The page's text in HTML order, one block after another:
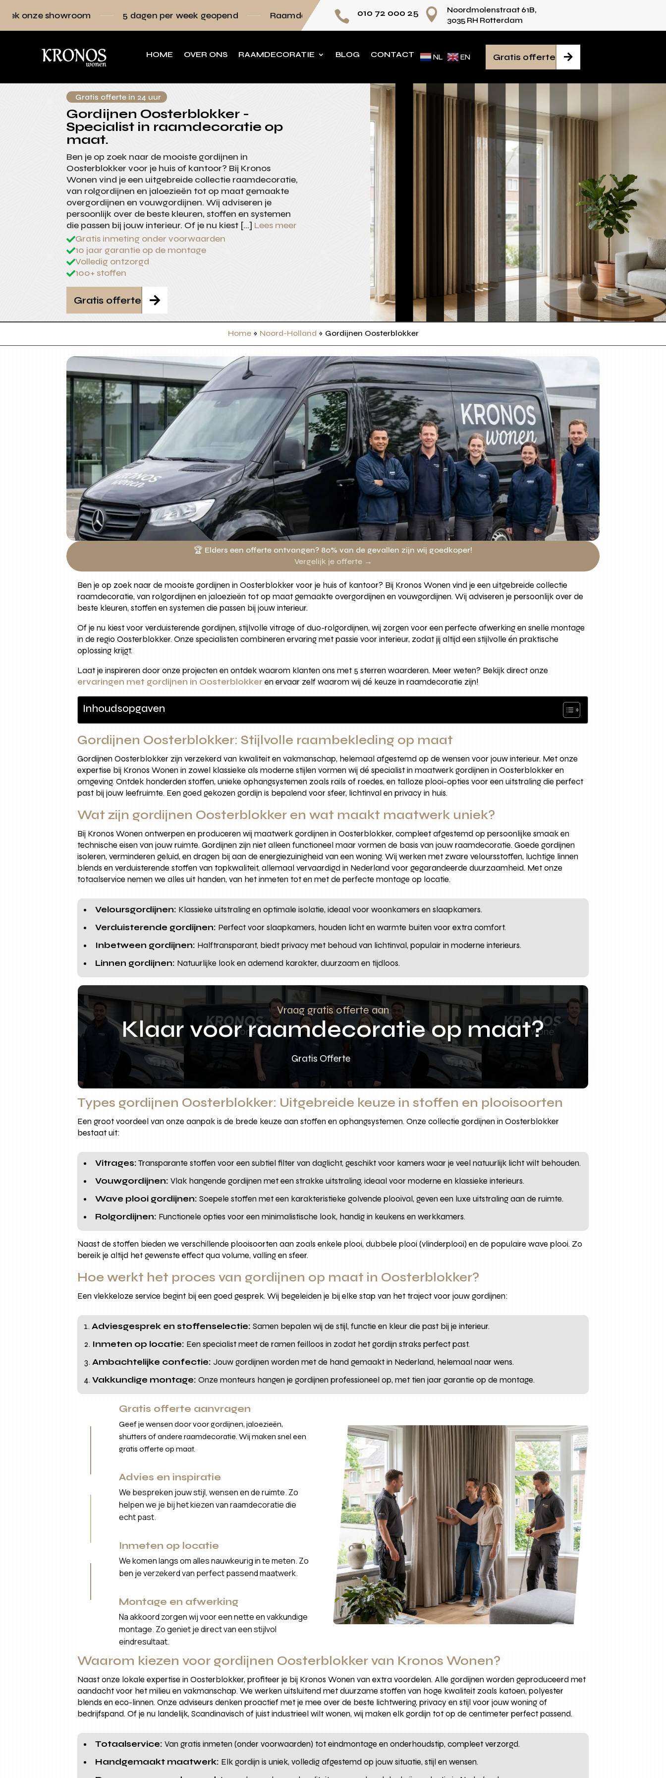
5 dagen per week geopend Raamdecoratie volledig op maat Persoonlijk advies voor iedere ruimte
 010 72 000 25 
Noordmolenstraat 61B,
3035 RH Rotterdam
HOME OVER ONS RAAMDECORATIE BLOG CONTACT NL EN 
Gratis offerte
Gratis offerte in 24 uur
Gordijnen Oosterblokker -
Specialist in raamdecoratie op
maat.
Ben je op zoek naar de mooiste gordijnen in
Oosterblokker voor je huis of kantoor? Bij Kronos
Wonen vind je een uitgebreide collectie raamdecoratie,
van rolgordijnen en jaloezieën tot op maat gemaakte
overgordijnen en vouwgordijnen. Wij adviseren je
persoonlijk over de beste kleuren, stoffen en systemen
die passen bij jouw interieur. Of je nu kiest […] Lees meer
Gratis inmeting onder voorwaarden
10 jaar garantie op de montage
Volledig ontzorgd
100+ stoffen

Gratis offerte
Home» Noord-Holland » Gordijnen Oosterblokker
🏆 Elders een offerte ontvangen? 80% van de gevallen zijn wij goedkoper!
Vergelijk je offerte →
Ben je op zoek naar de mooiste gordijnen in Oosterblokker voor je huis of kantoor? Bij Kronos Wonen vind je een uitgebreide collectie
raamdecoratie, van rolgordijnen en jaloezieën tot op maat gemaakte overgordijnen en vouwgordijnen. Wij adviseren je persoonlijk over de
beste kleuren, stoffen en systemen die passen bij jouw interieur.
Of je nu kiest voor verduisterende gordijnen, stijlvolle vitrage of duo-rolgordijnen, wij zorgen voor een perfecte afwerking en snelle montage
in de regio Oosterblokker. Onze specialisten combineren ervaring met passie voor interieur, zodat jij altijd een stijlvolle én praktische
oplossing krijgt.
Laat je inspireren door onze projecten en ontdek waarom klanten ons met 5 sterren waarderen. Meer weten? Bekijk direct onze
ervaringen met gordijnen in Oosterblokker en ervaar zelf waarom wij dé keuze in raamdecoratie zijn!
Inhoudsopgaven
Gordijnen Oosterblokker: Stijlvolle raambekleding op maat
Gordijnen Oosterblokker zijn verzekerd van kwaliteit en vakmanschap, helemaal afgestemd op de wensen voor jouw interieur. Met onze
expertise bij Kronos Wonen in zowel klassieke als moderne stijlen vormen wij dé specialist in maatwerk gordijnen in Oosterblokker en
omgeving. Ontdek honderden stoffen, unieke ophangsystemen zoals rails of roedes, en talloze plooi-opties voor een uitstraling die perfect
past bij jouw leefruimte. Een goed gekozen gordijn is bepalend voor sfeer, lichtinval en privacy in huis.
Wat zijn gordijnen Oosterblokker en wat maakt maatwerk uniek?
Bij Kronos Wonen ontwerpen en produceren wij maatwerk gordijnen in Oosterblokker, compleet afgestemd op persoonlijke smaak en
technische eisen van jouw ruimte. Gordijnen zijn niet alleen functioneel maar vormen de basis van jouw raamdecoratie. Goede gordijnen
isoleren, verminderen geluid, en dragen bij aan de energiezuinigheid van een woning. Wij werken met zware veloursstoffen, luchtige linnen
blends en verduisterende stoffen van topkwaliteit, allemaal vervaardigd in Nederland voor gegarandeerde duurzaamheid. Met onze
totaalservice nemen we alles uit handen, van het inmeten tot en met de perfecte montage op locatie.
Veloursgordijnen: Klassieke uitstraling en optimale isolatie, ideaal voor woonkamers en slaapkamers.
Verduisterende gordijnen: Perfect voor slaapkamers, houden licht en warmte buiten voor extra comfort.
Inbetween gordijnen: Halftransparant, biedt privacy met behoud van lichtinval, populair in moderne interieurs.
Linnen gordijnen: Natuurlijke look en ademend karakter, duurzaam en tijdloos.
Vraag gratis offerte aan
Klaar voor raamdecoratie op maat?
Gratis Offerte
Types gordijnen Oosterblokker: Uitgebreide keuze in stoffen en plooisoorten
Een groot voordeel van onze aanpak is de brede keuze aan stoffen en ophangsystemen. Onze collectie gordijnen in Oosterblokker
bestaat uit:
Vitrages:Transparante stoffen voor een subtiel filter van daglicht, geschikt voor kamers waar je veel natuurlijk licht wilt behouden.
Vouwgordijnen: Vlak hangende gordijnen met een strakke uitstraling, ideaal voor moderne en klassieke interieurs.
Wave plooi gordijnen: Soepele stoffen met een karakteristieke golvende plooival, geven een luxe uitstraling aan de ruimte.
Rolgordijnen: Functionele opties voor een minimalistische look, handig in keukens en werkkamers.
Naast de stoffen bieden we verschillende plooisoorten aan zoals enkele plooi, dubbele plooi (vlinderplooi) en de populaire wave plooi. Zo
bereik je altijd het gewenste effect qua volume, valling en sfeer.
Hoe werkt het proces van gordijnen op maat in Oosterblokker?
Een vlekkeloze service begint bij een goed gesprek. Wij begeleiden je bij elke stap van het traject voor jouw gordijnen:
Adviesgesprek en stoffenselectie: Samen bepalen wij de stijl, functie en kleur die past bij je interieur.
Inmeten op locatie: Een specialist meet de ramen feilloos in zodat het gordijn straks perfect past.
Ambachtelijke confectie: Jouw gordijnen worden met de hand gemaakt in Nederland, helemaal naar wens.
Vakkundige montage: Onze monteurs hangen je gordijnen professioneel op, met tien jaar garantie op de montage.
Gratis offerte aanvragen
Geef je wensen door voor gordijnen, jaloezieën,
shutters of andere raamdecoratie. Wij maken snel een
gratis offerte op maat.
Advies en inspiratie
We bespreken jouw stijl, wensen en de ruimte. Zo
helpen we je bij het kiezen van raamdecoratie die
echt past.
Inmeten op locatie
We komen langs om alles nauwkeurig in te meten. Zo
ben je verzekerd van perfect passend maatwerk.
Montage en afwerking
Na akkoord zorgen wij voor een nette en vakkundige
montage. Zo geniet je direct van een stijlvol
eindresultaat.
Waarom kiezen voor gordijnen Oosterblokker van Kronos Wonen?
Naast onze lokale expertise in Oosterblokker, profiteer je bij Kronos Wonen van extra voordelen. Alle gordijnen worden geproduceerd met
aandacht voor het milieu en vakmanschap. We werken uitsluitend met duurzame stoffen van hoge kwaliteit zoals katoen, polyester
blends en eco-linnen. Onze adviseurs denken proactief met je mee over de beste lichtwering, privacy en stijl voor jouw woning of
bedrijfspand. Of je nu landelijk, Scandinavisch of juist industrieel wilt wonen, wij maken elk gordijn tot op de centimeter perfect passend.
Totaalservice: Van gratis inmeten (onder voorwaarden) tot eindmontage en onderhoudstip, compleet verzorgd.
Handgemaakt maatwerk: Elk gordijn is uniek, volledig afgestemd op jouw situatie, stijl en wensen.